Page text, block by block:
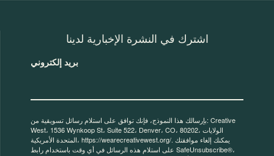
اشترك في النشرة الإخبارية لدينا
بريد إلكتروني
بإرسالك هذا النموذج، فإنك توافق على استلام رسائل تسويقية من: Creative
West، 1536 Wynkoop St، Suite 522، Denver، CO، 80202، الولايات
المتحدة الأمريكية، https://wearecreativewest.org/. يمكنك إلغاء موافقتك
على استلام هذه الرسائل في أي وقت باستخدام رابط SafeUnsubscribe®،